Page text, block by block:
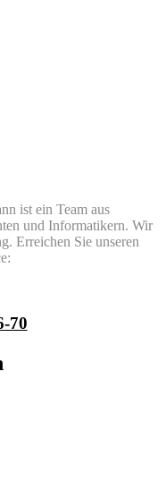
ist ein Team aus
und Informatikern. Wir
Erreichen Sie unseren
70